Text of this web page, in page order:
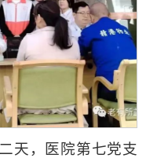
天，医院第七党支